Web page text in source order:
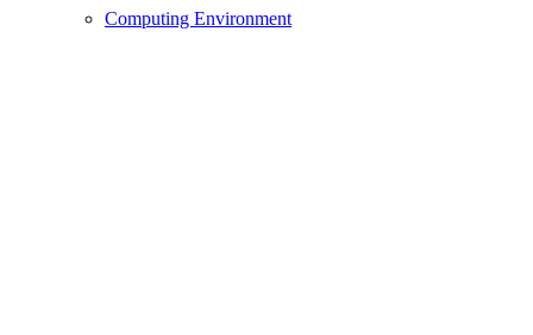
Computing Environment